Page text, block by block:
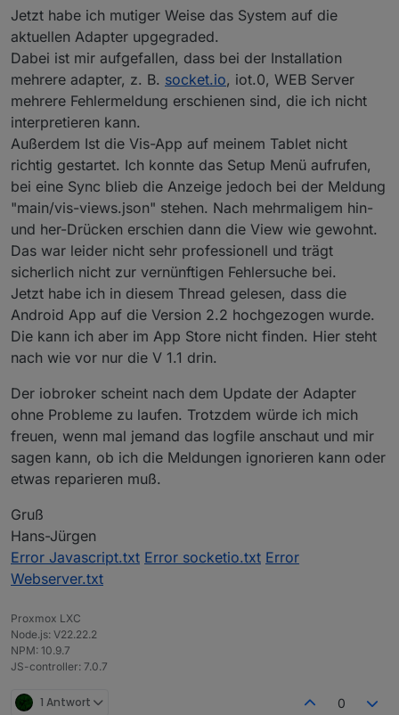
Jetzt habe ich mutiger Weise das System auf die
aktuellen Adapter upgegraded.
Dabei ist mir aufgefallen, dass bei der Installation
mehrere adapter, z. B. socket.io, iot.0, WEB Server
mehrere Fehlermeldung erschienen sind, die ich nicht
interpretieren kann.
Außerdem Ist die Vis-App auf meinem Tablet nicht
richtig gestartet. Ich konnte das Setup Menü aufrufen,
bei eine Sync blieb die Anzeige jedoch bei der Meldung
"main/vis-views.json" stehen. Nach mehrmaligem hin-
und her-Drücken erschien dann die View wie gewohnt.
Das war leider nicht sehr professionell und trägt
sicherlich nicht zur vernünftigen Fehlersuche bei.
Jetzt habe ich in diesem Thread gelesen, dass die
Android App auf die Version 2.2 hochgezogen wurde.
Die kann ich aber im App Store nicht finden. Hier steht
nach wie vor nur die V 1.1 drin.
Der iobroker scheint nach dem Update der Adapter
ohne Probleme zu laufen. Trotzdem würde ich mich
freuen, wenn mal jemand das logfile anschaut und mir
sagen kann, ob ich die Meldungen ignorieren kann oder
etwas reparieren muß.
Gruß
Hans-Jürgen
Error Javascript.txt Error socketio.txt Error
Webserver.txt
Proxmox LXC
Node.js: V22.22.2
NPM: 10.9.7
JS-controller: 7.0.7
1 Antwort 0